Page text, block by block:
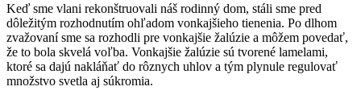
Keď sme vlani rekonštruovali náš rodinný dom, stáli sme pred
dôležitým rozhodnutím ohľadom vonkajšieho tienenia. Po dlhom
zvažovaní sme sa rozhodli pre vonkajšie žalúzie a môžem povedať,
že to bola skvelá voľba. Vonkajšie žalúzie sú tvorené lamelami,
ktoré sa dajú nakláňať do rôznych uhlov a tým plynule regulovať
množstvo svetla aj súkromia.